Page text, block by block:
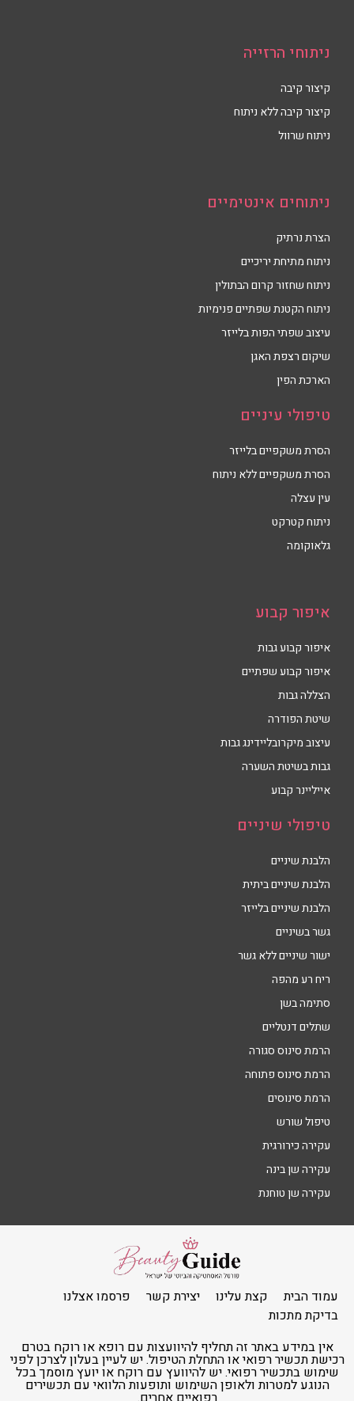
ניתוחי הרזייה
קיצור קיבה
קיצור קיבה ללא ניתוח
ניתוח שרוול
ניתוחים אינטימיים
הצרת נרתיק
ניתוח מתיחת יריכיים
ניתוח שחזור קרום הבתולין
ניתוח הקטנת שפתיים פנימיות
עיצוב שפתי הפות בלייזר
שיקום רצפת האגן
הארכת הפין
טיפולי עיניים
הסרת משקפיים בלייזר
הסרת משקפיים ללא ניתוח
עין עצלה
ניתוח קטרקט
גלאוקומה
איפור קבוע
איפור קבוע גבות
איפור קבוע שפתיים
הצללה גבות
שיטת הפודרה
עיצוב מיקרובליידינג גבות
גבות בשיטת השערה
אייליינר קבוע
טיפולי שיניים
הלבנת שיניים
הלבנת שיניים ביתית
הלבנת שיניים בלייזר
גשר בשיניים
ישור שיניים ללא גשר
ריח רע מהפה
סתימה בשן
שתלים דנטליים
הרמת סינוס סגורה
הרמת סינוס פתוחה
הרמת סינוסים
טיפול שורש
עקירה כירורגית
עקירה שן בינה
עקירה שן טוחנת
עמוד הבית קצת עלינו יצירת קשר
פרסמו אצלנו
בדיקת מתכות
אין במידע באתר זה תחליף להיוועצות עם רופא או רוקח בטרם
רכישת תכשיר רפואי או התחלת הטיפול. יש לעיין בעלון לצרכן לפני
שימוש בתכשיר רפואי. יש להיוועץ עם רוקח או יועץ מוסמך בכל
הנוגע למטרות ולאופן השימוש ותופעות הלוואי עם תכשירים